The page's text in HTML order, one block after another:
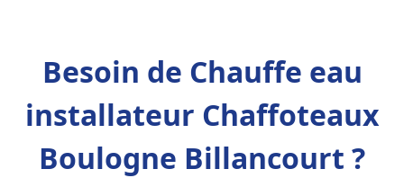
Besoin de Chauffe eau
installateur Chaffoteaux
Boulogne Billancourt ?